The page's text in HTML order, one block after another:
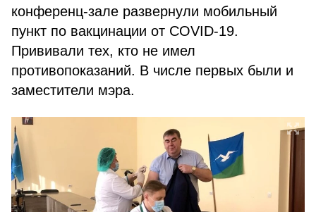
конференц-зале развернули мобильный
пункт по вакцинации от COVID-19.
Прививали тех, кто не имел
противопоказаний. В числе первых были и
заместители мэра.